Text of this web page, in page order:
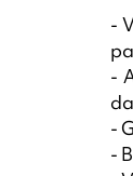
-
-
-
-